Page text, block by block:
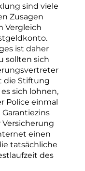
sind viele
Zusagen
Vergleich
ist daher
sollten sich
die Stiftung
sich lohnen,
Police einmal
einen
tatsächliche
des